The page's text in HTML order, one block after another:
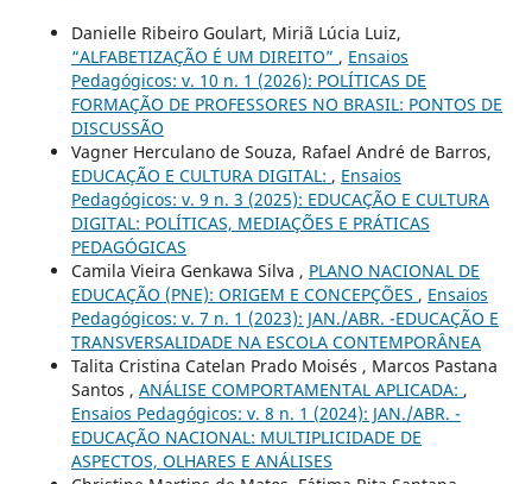
Danielle Ribeiro Goulart, Miriã Lúcia Luiz,
“ALFABETIZAÇÃO É UM DIREITO” , Ensaios
Pedagógicos: v. 10 n. 1 (2026): POLÍTICAS DE
FORMAÇÃO DE PROFESSORES NO BRASIL: PONTOS DE
DISCUSSÃO
Vagner Herculano de Souza, Rafael André de Barros,
EDUCAÇÃO E CULTURA DIGITAL: , Ensaios
Pedagógicos: v. 9 n. 3 (2025): EDUCAÇÃO E CULTURA
DIGITAL: POLÍTICAS, MEDIAÇÕES E PRÁTICAS
PEDAGÓGICAS
Camila Vieira Genkawa Silva , PLANO NACIONAL DE
EDUCAÇÃO (PNE): ORIGEM E CONCEPÇÕES , Ensaios
Pedagógicos: v. 7 n. 1 (2023): JAN./ABR. -EDUCAÇÃO E
TRANSVERSALIDADE NA ESCOLA CONTEMPORÂNEA
Talita Cristina Catelan Prado Moisés , Marcos Pastana
Santos , ANÁLISE COMPORTAMENTAL APLICADA: ,
Ensaios Pedagógicos: v. 8 n. 1 (2024): JAN./ABR. -
EDUCAÇÃO NACIONAL: MULTIPLICIDADE DE
ASPECTOS, OLHARES E ANÁLISES